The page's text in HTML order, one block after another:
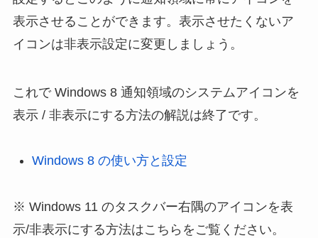
表示させることができます。表示させたくないア
イコンは非表示設定に変更しましょう。
これで Windows 8 通知領域のシステムアイコンを
表示 / 非表示にする方法の解説は終了です。
Windows 8 の使い方と設定
※ Windows 11 のタスクバー右隅のアイコンを表
示/非表示にする方法はこちらをご覧ください。